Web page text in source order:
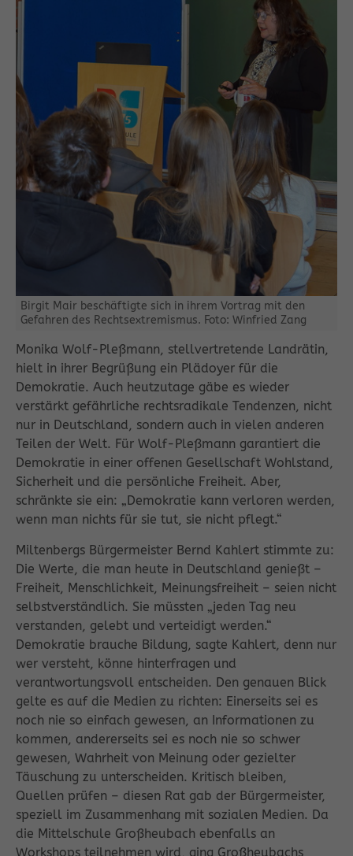
Birgit Mair beschäftigte sich in ihrem Vortrag mit den
Gefahren des Rechtsextremismus. Foto: Winfried Zang
Monika Wolf-Pleßmann, stellvertretende Landrätin,
hielt in ihrer Begrüßung ein Plädoyer für die
Demokratie. Auch heutzutage gäbe es wieder
verstärkt gefährliche rechtsradikale Tendenzen, nicht
nur in Deutschland, sondern auch in vielen anderen
Teilen der Welt. Für Wolf-Pleßmann garantiert die
Demokratie in einer offenen Gesellschaft Wohlstand,
Sicherheit und die persönliche Freiheit. Aber,
schränkte sie ein: „Demokratie kann verloren werden,
wenn man nichts für sie tut, sie nicht pflegt.“
Miltenbergs Bürgermeister Bernd Kahlert stimmte zu:
Die Werte, die man heute in Deutschland genießt –
Freiheit, Menschlichkeit, Meinungsfreiheit – seien nicht
selbstverständlich. Sie müssten „jeden Tag neu
verstanden, gelebt und verteidigt werden.“
Demokratie brauche Bildung, sagte Kahlert, denn nur
wer versteht, könne hinterfragen und
verantwortungsvoll entscheiden. Den genauen Blick
gelte es auf die Medien zu richten: Einerseits sei es
noch nie so einfach gewesen, an Informationen zu
kommen, andererseits sei es noch nie so schwer
gewesen, Wahrheit von Meinung oder gezielter
Täuschung zu unterscheiden. Kritisch bleiben,
Quellen prüfen – diesen Rat gab der Bürgermeister,
speziell im Zusammenhang mit sozialen Medien. Da
die Mittelschule Großheubach ebenfalls an
Workshops teilnehmen wird, ging Großheubachs